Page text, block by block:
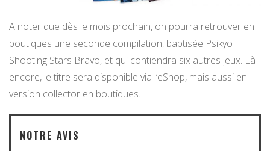
A noter que dès le mois prochain, on pourra retrouver en
boutiques une seconde compilation, baptisée Psikyo
Shooting Stars Bravo, et qui contiendra six autres jeux. Là
encore, le titre sera disponible via l’eShop, mais aussi en
version collector en boutiques.
NOTRE AVIS